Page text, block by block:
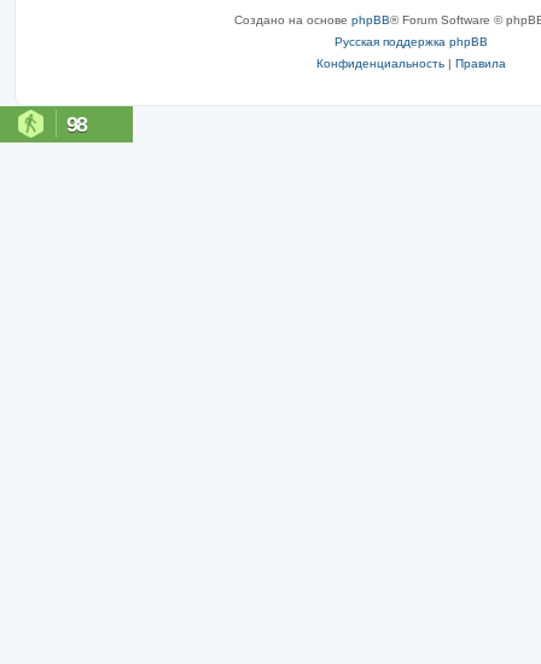
Создано на основе phpBB® Forum Software ©
Русская поддержка phpBB
Конфиденциальность | Правила
98